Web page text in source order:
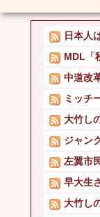
日本人
MDL「
中道改
ミッチ
大竹し
ジャン
左翼市
早大生
大竹し